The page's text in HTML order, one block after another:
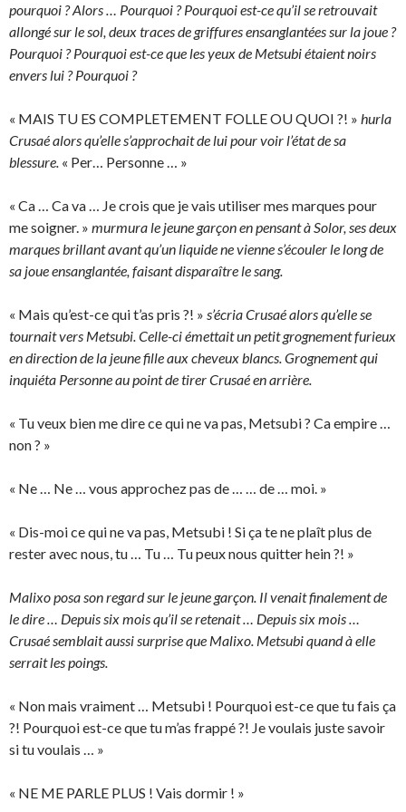
pourquoi ? Alors … Pourquoi ? Pourquoi est-ce qu’il se retrouvait
allongé sur le sol, deux traces de griffures ensanglantées sur la joue ?
Pourquoi ? Pourquoi est-ce que les yeux de Metsubi étaient noirs
envers lui ? Pourquoi ?
« MAIS TU ES COMPLETEMENT FOLLE OU QUOI ?! » hurla
Crusaé alors qu’elle s’approchait de lui pour voir l’état de sa
blessure. « Per… Personne … »
« Ca … Ca va … Je crois que je vais utiliser mes marques pour
me soigner. » murmura le jeune garçon en pensant à Solor, ses deux
marques brillant avant qu’un liquide ne vienne s’écouler le long de
sa joue ensanglantée, faisant disparaître le sang.
« Mais qu’est-ce qui t’as pris ?! » s’écria Crusaé alors qu’elle se
tournait vers Metsubi. Celle-ci émettait un petit grognement furieux
en direction de la jeune fille aux cheveux blancs. Grognement qui
inquiéta Personne au point de tirer Crusaé en arrière.
« Tu veux bien me dire ce qui ne va pas, Metsubi ? Ca empire …
non ? »
« Ne … Ne … vous approchez pas de … … de … moi. »
« Dis-moi ce qui ne va pas, Metsubi ! Si ça te ne plaît plus de
rester avec nous, tu … Tu … Tu peux nous quitter hein ?! »
Malixo posa son regard sur le jeune garçon. Il venait finalement de
le dire … Depuis six mois qu’il se retenait … Depuis six mois …
Crusaé semblait aussi surprise que Malixo. Metsubi quand à elle
serrait les poings.
« Non mais vraiment … Metsubi ! Pourquoi est-ce que tu fais ça
?! Pourquoi est-ce que tu m’as frappé ?! Je voulais juste savoir
si tu voulais … »
« NE ME PARLE PLUS ! Vais dormir ! »